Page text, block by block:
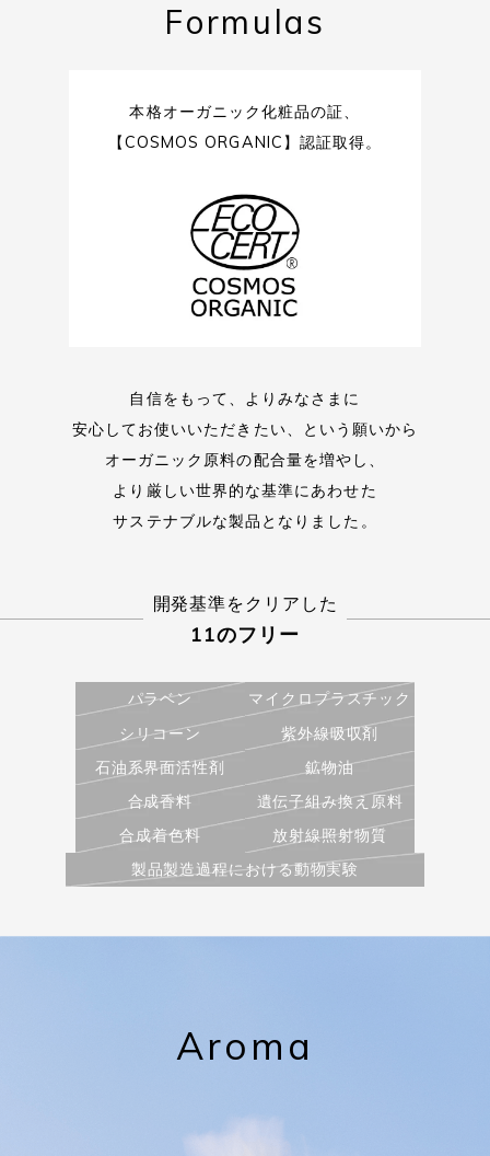
グリチルリチン酸 2K
ミシマサイコ花 / 葉 / 茎エキス
植物性コラーゲン
（ 配合維持 ）
ダマスクローズ水
Formulas
本格オーガニック化粧品の証、
【COSMOS ORGANIC】認証取得。
自信をもって、よりみなさまに
安心してお使いいただきたい、という願いから
オーガニック原料の配合量を増やし、
より厳しい世界的な基準にあわせた
サステナブルな製品となりました。
開発基準をクリアした
11のフリー
パラベン
マイクロプラスチック
シリコーン
紫外線吸収剤
石油系界面活性剤
鉱物油
合成香料
遺伝子組み換え原料
合成着色料
放射線照射物質
製品製造過程における動物実験
Aroma